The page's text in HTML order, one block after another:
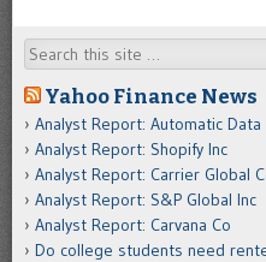
Search
Yahoo Finance News
Analyst Report: Automatic Data
Analyst Report: Shopify Inc
Analyst Report: Carrier Global
Analyst Report: S&P Global Inc
Analyst Report: Carvana Co
Do college students need